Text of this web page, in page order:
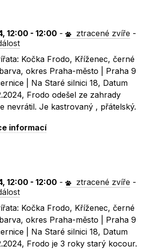
12:00 - 12:00 - ztracené zvíře -
Kočka Frodo, Kříženec, černé
okres Praha-město | Praha 9
| Na Staré silnici 18, Datum
Frodo odešel ze zahrady
nevrátil. Je kastrovaný , přátelský.
informací
12:00 - 12:00 - ztracené zvíře -
Kočka Frodo, Kříženec, černé
okres Praha-město | Praha 9
| Na Staré silnici 18, Datum
Frodo je 3 roky starý kocour.